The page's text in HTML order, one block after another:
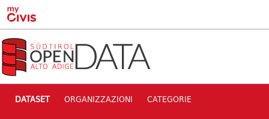
Skip to main content
DATASET ORGANIZZAZIONI CATEGORIE